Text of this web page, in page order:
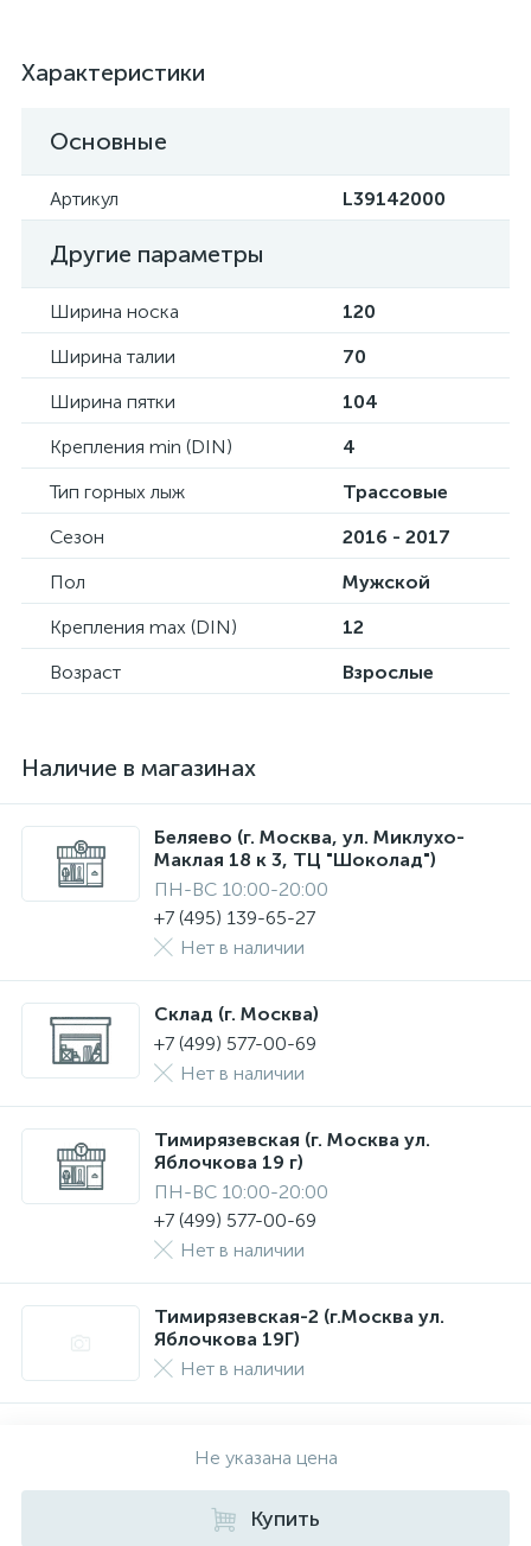
Характеристики
Основные
Артикул L39142000
Другие параметры
Ширина носка
120
Ширина талии
70
Ширина пятки
104
Крепления min (DIN)
4
Тип горных лыж
Трассовые
Сезон
2016 - 2017
Пол
Мужской
Крепления max (DIN)
12
Возраст
Взрослые
Наличие в магазинах
Беляево (г. Москва, ул. Миклухо-
Маклая 18 к 3, ТЦ "Шоколад")
ПН-ВС 10:00-20:00
+7 (495) 139-65-27
Нет в наличии
Склад (г. Москва)
+7 (499) 577-00-69
Нет в наличии
Тимирязевская (г. Москва ул.
Яблочкова 19 г)
ПН-ВС 10:00-20:00
+7 (499) 577-00-69
Нет в наличии
Тимирязевская-2 (г.Москва ул.
Яблочкова 19Г)
Нет в наличии
Не указана цена
Купить